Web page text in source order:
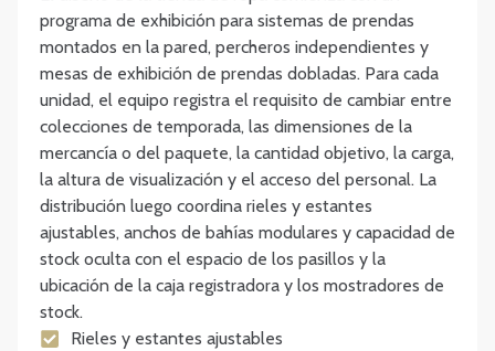
programa de exhibición para sistemas de prendas
montados en la pared, percheros independientes y
mesas de exhibición de prendas dobladas. Para cada
unidad, el equipo registra el requisito de cambiar entre
colecciones de temporada, las dimensiones de la
mercancía o del paquete, la cantidad objetivo, la carga,
la altura de visualización y el acceso del personal. La
distribución luego coordina rieles y estantes
ajustables, anchos de bahías modulares y capacidad de
stock oculta con el espacio de los pasillos y la
ubicación de la caja registradora y los mostradores de
stock.
Rieles y estantes ajustables